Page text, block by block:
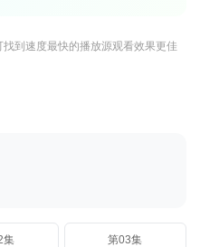
找到速度最快的播放源观看效果更佳
集 第03集